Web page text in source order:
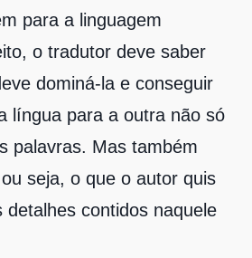
para a linguagem
o tradutor deve saber
dominá-la e conseguir
língua para a outra não só
palavras. Mas também
seja, o que o autor quis
detalhes contidos naquele